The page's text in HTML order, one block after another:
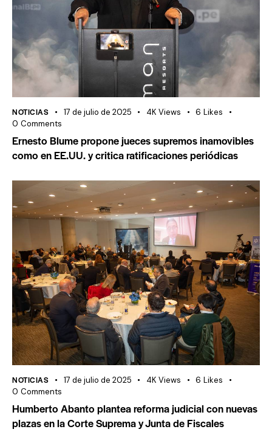
NOTICIAS 17 de julio de 2025 4K Views 6 Likes
0 Comments
Ernesto Blume propone jueces supremos inamovibles
como en EE.UU. y critica ratificaciones periódicas
NOTICIAS 17 de julio de 2025 4K Views 6 Likes
0 Comments
Humberto Abanto plantea reforma judicial con nuevas
plazas en la Corte Suprema y Junta de Fiscales